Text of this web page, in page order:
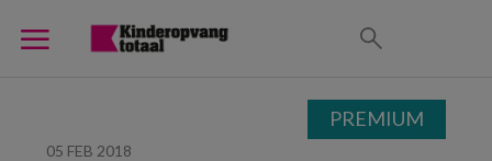
05 FEB 2018
PREMIUM